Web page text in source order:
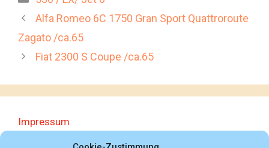
Alfa Romeo 6C 1750 Gran Sport Quattroroute
Zagato /ca.65
Fiat 2300 S Coupe /ca.65
Impressum
Datenschutzerklärung